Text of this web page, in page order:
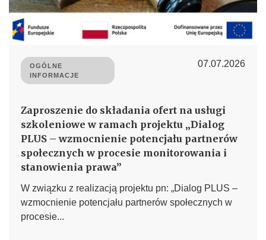
OGÓLNE
INFORMACJE
07.07.2026
Zaproszenie do składania ofert na usługi
szkoleniowe w ramach projektu „Dialog
PLUS – wzmocnienie potencjału partnerów
społecznych w procesie monitorowania i
stanowienia prawa”
W związku z realizacją projektu pn: „Dialog PLUS –
wzmocnienie potencjału partnerów społecznych w
procesie...